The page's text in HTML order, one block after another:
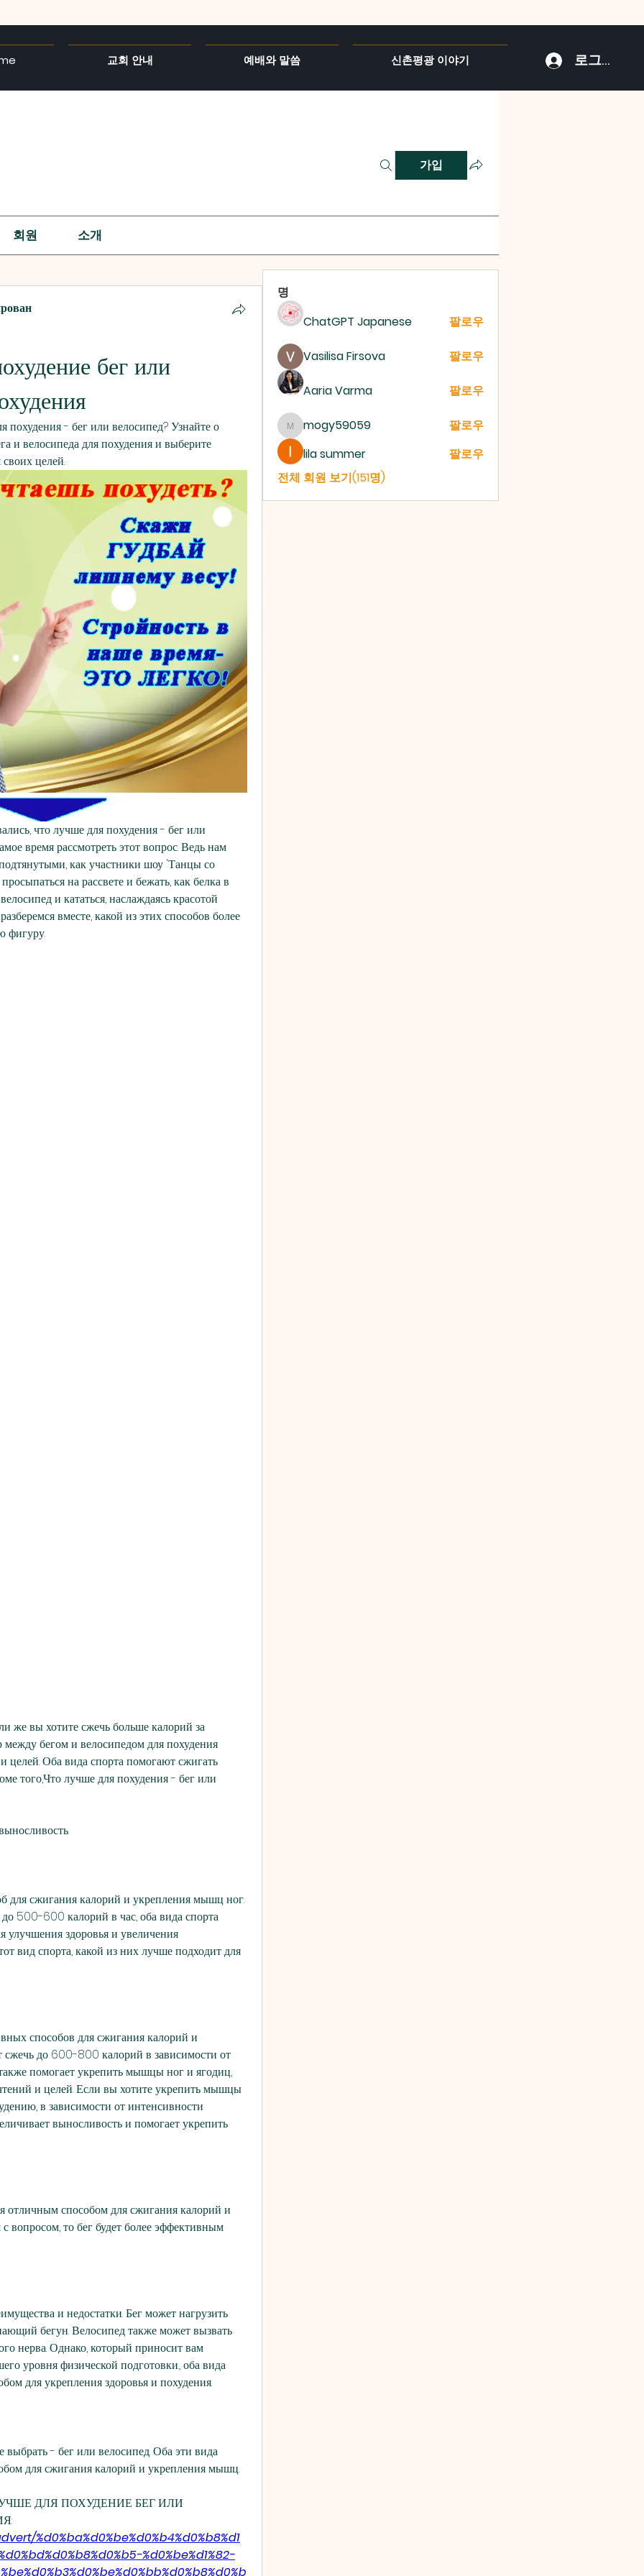
교회 안내 예배와 말씀 신촌평광 이야기 로그인
가입
회원 소개
бег или
похудения - бег или велосипед? Узнайте о
и велосипеда для похудения и выберите
целей.
что лучше для похудения - бег или
время рассмотреть этот вопрос. Ведь нам
как участники шоу 'Танцы со
на рассвете и бежать, как белка в
и кататься, наслаждаясь красотой
вместе, какой из этих способов более
фигуру.
бегом и велосипедом для похудения
целей. Оба вида спорта помогают сжигать
того,Что лучше для похудения - бег или
для сжигания калорий и укрепления мышц ног.
500-600 калорий в час, оба вида спорта
улучшения здоровья и увеличения
вид спорта, какой из них лучше подходит для
способов для сжигания калорий и
сжечь до 600-800 калорий в зависимости от
помогает укрепить мышцы ног и ягодиц,
и целей. Если вы хотите укрепить мышцы
в зависимости от интенсивности
выносливость и помогает укрепить
отличным способом для сжигания калорий и
вопросом, то бег будет более эффективным
и недостатки. Бег может нагрузить
бегун. Велосипед также может вызвать
нерва. Однако, который приносит вам
уровня физической подготовки., оба вида
для укрепления здоровья и похудения.
- бег или велосипед. Оба эти вида
для сжигания калорий и укрепления мышц.
ЛУЧШЕ ДЛЯ ПОХУДЕНИЕ БЕГ ИЛИ
%d0%ba%d0%be%d0%b4%d0%b8%d1
%d0%be%d1%82-
명
ChatGPT Japanese
팔로우
Vasilisa Firsova 팔로우
Aaria Varma 팔로우
mogy59059
mogy59059
팔로우
lila summer
팔로우
전체 회원 보기(151명)